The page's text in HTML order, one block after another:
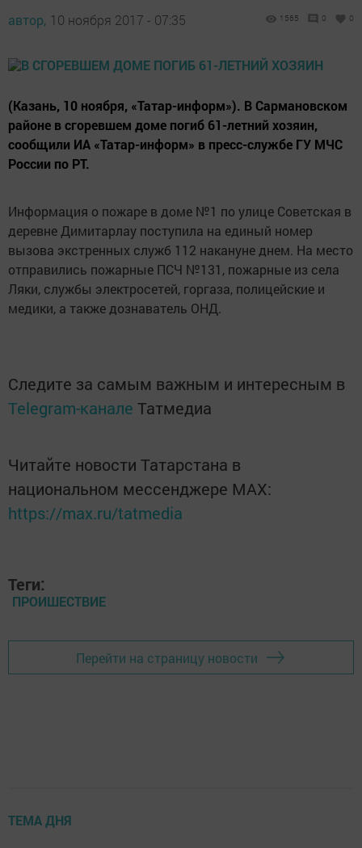
автор, 10 ноября 2017 - 07:35 1565 0 0
(Казань, 10 ноября, «Татар-информ»). В Сармановском
районе в сгоревшем доме погиб 61-летний хозяин,
сообщили ИА «Татар-информ» в пресс-службе ГУ МЧС
России по РТ.
Информация о пожаре в доме №1 по улице Советская в
деревне Димитарлау поступила на единый номер
вызова экстренных служб 112 накануне днем. На место
отправились пожарные ПСЧ №131, пожарные из села
Ляки, службы электросетей, горгаза, полицейские и
медики, а также дознаватель ОНД.
Следите за самым важным и интересным в
Telegram-канале Татмедиа
Читайте новости Татарстана в
национальном мессенджере MАХ:
https://max.ru/tatmedia
Теги:
ПРОИШЕСТВИЕ
Перейти на страницу новости
ТЕМА ДНЯ